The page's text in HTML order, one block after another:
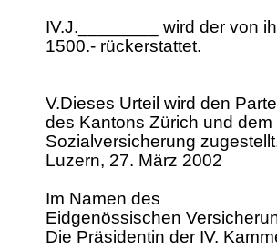
IV.J.________ wird der von
1500.- rückerstattet.
V.Dieses Urteil wird den
des Kantons Zürich und
Sozialversicherung
Luzern, 27. März 2002
Im Namen des
Eidgenössischen
Die Präsidentin der IV.